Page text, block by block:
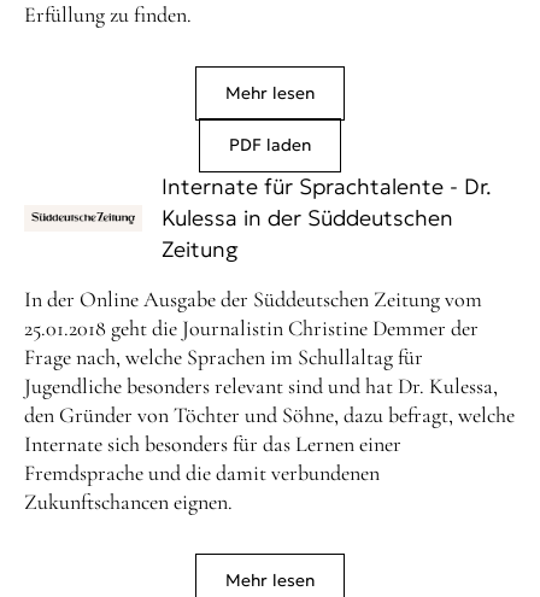
Erfüllung zu finden.
Mehr lesen
PDF laden
Internate für Sprachtalente - Dr.
Kulessa in der Süddeutschen
Zeitung
In der Online Ausgabe der Süddeutschen Zeitung vom
25.01.2018 geht die Journalistin Christine Demmer der
Frage nach, welche Sprachen im Schullaltag für
Jugendliche besonders relevant sind und hat Dr. Kulessa,
den Gründer von Töchter und Söhne, dazu befragt, welche
Internate sich besonders für das Lernen einer
Fremdsprache und die damit verbundenen
Zukunftschancen eignen.
Mehr lesen